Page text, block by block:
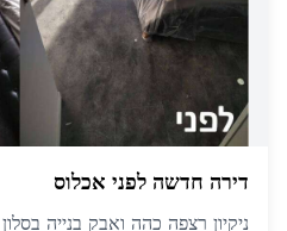
דירה חדשה לפני אכלוס
ניקיון רצפה כהה ואבק בנייה